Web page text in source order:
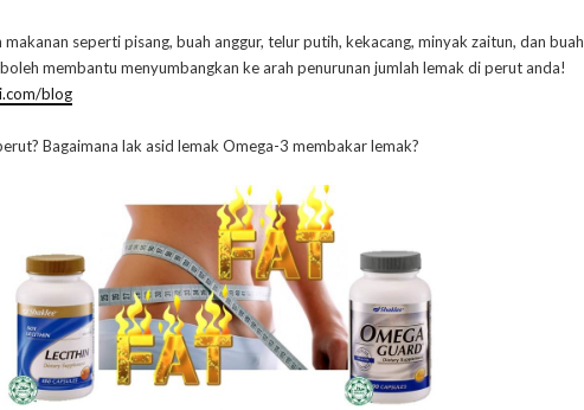
seperti pisang, buah anggur, telur putih, kekacang, minyak zaitun, dan buah
membantu menyumbangkan ke arah penurunan jumlah lemak di perut anda!
blog
Bagaimana lak asid lemak Omega-3 membakar lemak?